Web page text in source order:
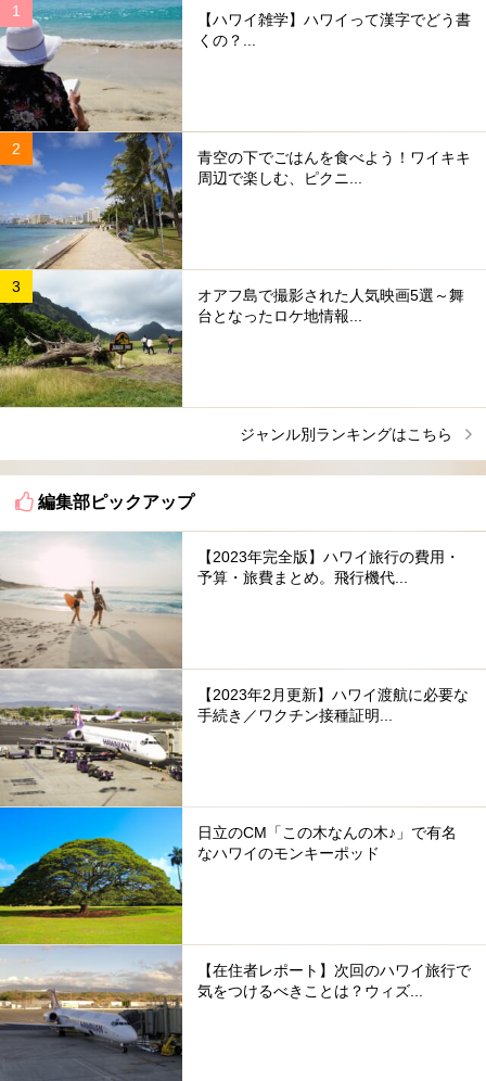
【ハワイ雑学】ハワイって漢字でどう書
くの？...
青空の下でごはんを食べよう！ワイキキ
周辺で楽しむ、ピクニ...
オアフ島で撮影された人気映画5選～舞
台となったロケ地情報...
ジャンル別ランキングはこちら
編集部ピックアップ
【2023年完全版】ハワイ旅行の費用・
予算・旅費まとめ。飛行機代...
【2023年2月更新】ハワイ渡航に必要な
手続き／ワクチン接種証明...
日立のCM「この木なんの木♪」で有名
なハワイのモンキーポッド
【在住者レポート】次回のハワイ旅行で
気をつけるべきことは？ウィズ...